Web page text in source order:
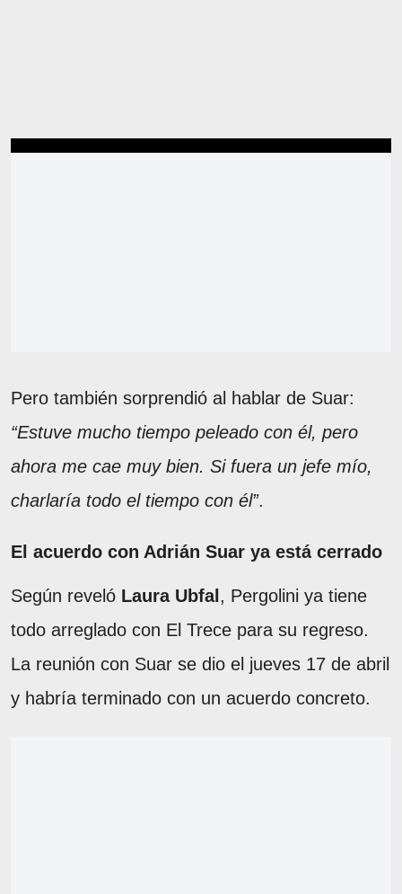
Pero también sorprendió al hablar de Suar:
“Estuve mucho tiempo peleado con él, pero
ahora me cae muy bien. Si fuera un jefe mío,
charlaría todo el tiempo con él”.
El acuerdo con Adrián Suar ya está cerrado
Según reveló Laura Ubfal , Pergolini ya tiene
todo arreglado con El Trece para su regreso.
La reunión con Suar se dio el jueves 17 de abril
y habría terminado con un acuerdo concreto.